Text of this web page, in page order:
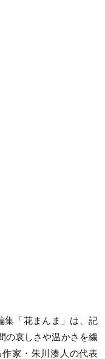
集「花まんま」は、記
の哀しさや温かさを繊
家・朱川湊人の代表